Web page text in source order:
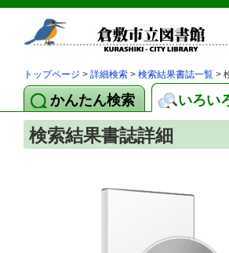
トップページ > 詳細検索 > 検索結果書誌一覧 >
かんたん検索 いろい
検索結果書誌詳細